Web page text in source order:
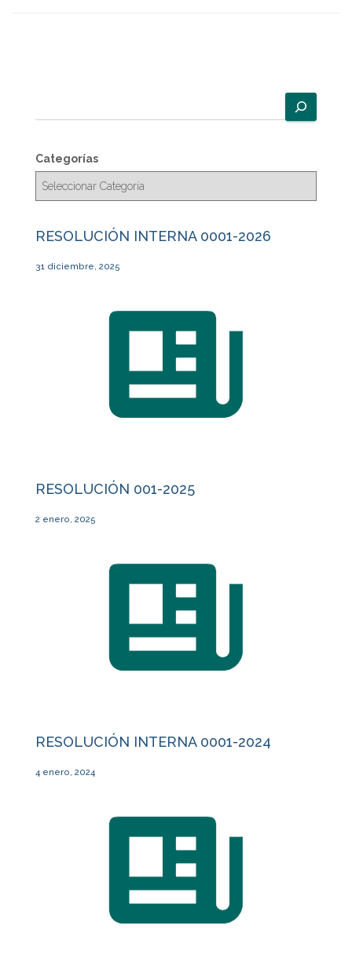
u
c
a
Categorías
RESOLUCIÓN INTERNA 0001-2026
31 diciembre, 2025
RESOLUCIÓN 001-2025
2 enero, 2025
RESOLUCIÓN INTERNA 0001-2024
4 enero, 2024